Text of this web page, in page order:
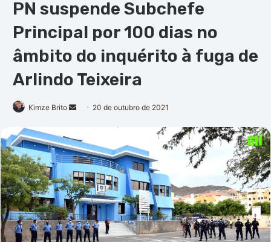
PN suspende Subchefe
Principal por 100 dias no
âmbito do inquérito à fuga de
Arlindo Teixeira
Kimze Brito
Mande
mail
20 de outubro de 2021